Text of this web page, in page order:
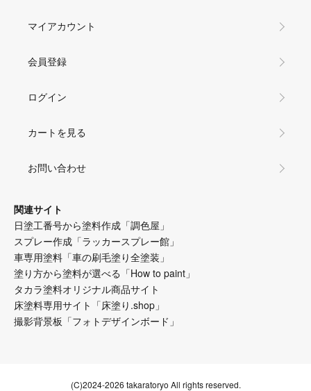
マイアカウント
会員登録
ログイン
カートを見る
お問い合わせ
関連サイト
日塗工番号から塗料作成「調色屋」
スプレー作成「ラッカースプレー館」
車専用塗料「車の刷毛塗り全塗装」
塗り方から塗料が選べる「How to paint」
タカラ塗料オリジナル商品サイト
床塗料専用サイト「床塗り.shop」
撮影背景板「フォトデザインボード」
(C)2024-2026 takaratoryo All rights reserved.